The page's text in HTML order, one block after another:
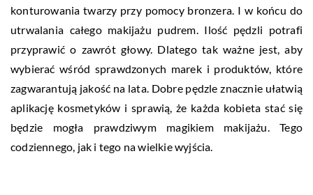
konturowania twarzy przy pomocy bronzera. I w końcu do
utrwalania całego makijażu pudrem. Ilość pędzli potrafi
przyprawić o zawrót głowy. Dlatego tak ważne jest, aby
wybierać wśród sprawdzonych marek i produktów, które
zagwarantują jakość na lata. Dobre pędzle znacznie ułatwią
aplikację kosmetyków i sprawią, że każda kobieta stać się
będzie mogła prawdziwym magikiem makijażu. Tego
codziennego, jak i tego na wielkie wyjścia.